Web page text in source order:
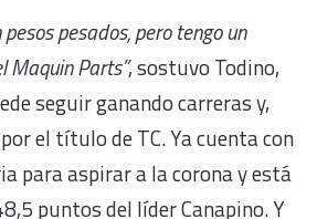
pesados, pero tengo un
Maquin Parts”, sostuvo Todino,
seguir ganando carreras y,
el título de TC. Ya cuenta con
para aspirar a la corona y está
puntos del líder Canapino. Y